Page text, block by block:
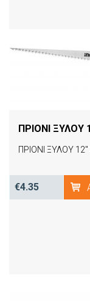
ΠΡΙΟΝΙ ΞΥΛΟΥ
ΠΡΙΟΝΙ ΞΥΛΟΥ
€4.35